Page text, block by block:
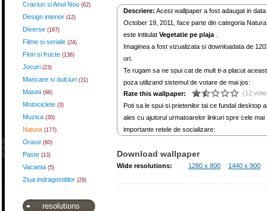
Craciun si Anul Nou (62)
Design interior (12)
Diverse (187)
Filme si seriale (24)
Flori si fructe (136)
Jocuri (23)
Mancare si dulciuri (31)
Masini (98)
Motociclete (3)
Muzica (30)
Natura (177)
Orase (60)
Paste (13)
Vacanta (5)
Ziua indragostitilor (29)
resolutions
Descriere: Acest wallpaper a fost adaugat in data
October 19, 2011, face parte din categoria
este intitulat Vegetatie pe plaja
Imaginea a fost vizualizata si downloadata de
ori.
Te rugam sa ne spui cat de mult ti-a placut
poza utilizand sistemul de votare de mai jos:
Rate this wallpaper:
(12
Poti sa le spui si prietenilor tai ce fundal desktop ai
ales cu ajutorul urmatoarelor linkuri spre cele mai
importante retele de socializare:
Download wallpaper
Wide resolutions: 1280 x 800 1440 x 900